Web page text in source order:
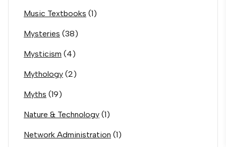
Music Textbooks (1)
Mysteries (38)
Mysticism (4)
Mythology (2)
Myths (19)
Nature & Technology (1)
Network Administration (1)